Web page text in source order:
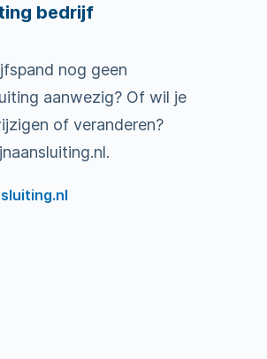
bedrijf
nog geen
aanwezig? Of wil je
of veranderen?